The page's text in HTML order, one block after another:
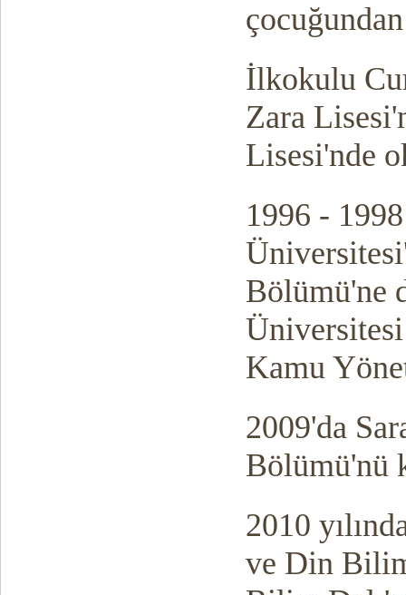
İlkokulu
Zara
Lisesi'nde
1996 -
Bölümü'ne
Kamu
2009'da
Bölümü'nü
2010
ve Din